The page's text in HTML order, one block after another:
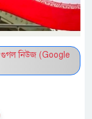
গুগল নিউজ (Google